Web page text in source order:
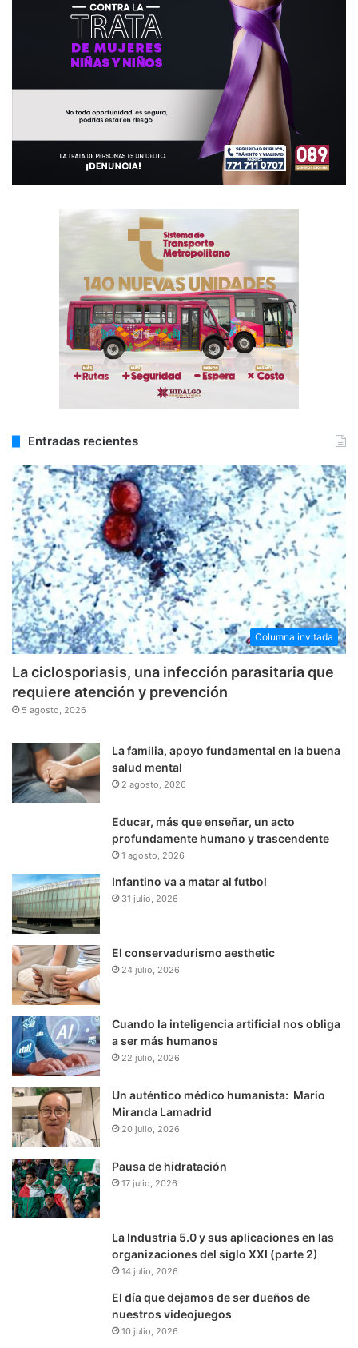
Entradas recientes
Columna invitada
La ciclosporiasis, una infección parasitaria que
requiere atención y prevención
5 agosto, 2026
La familia, apoyo fundamental en la buena
salud mental
2 agosto, 2026
Educar, más que enseñar, un acto
profundamente humano y trascendente
1 agosto, 2026
Infantino va a matar al futbol
31 julio, 2026
El conservadurismo aesthetic
24 julio, 2026
Cuando la inteligencia artificial nos obliga
a ser más humanos
22 julio, 2026
Un auténtico médico humanista: Mario
Miranda Lamadrid
20 julio, 2026
Pausa de hidratación
17 julio, 2026
La Industria 5.0 y sus aplicaciones en las
organizaciones del siglo XXI (parte 2)
14 julio, 2026
El día que dejamos de ser dueños de
nuestros videojuegos
10 julio, 2026